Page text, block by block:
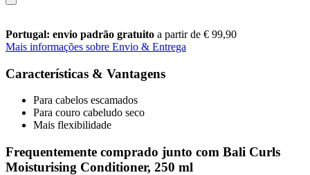
Portugal: envio padrão gratuito a partir de € 99,90
Mais informações sobre Envio & Entrega
Características & Vantagens
Para cabelos escamados
Para couro cabeludo seco
Mais flexibilidade
Frequentemente comprado junto com Bali Curls
Moisturising Conditioner, 250 ml